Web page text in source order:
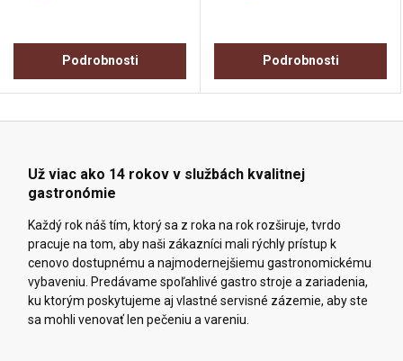
Podrobnosti Podrobnosti
Už viac ako 14 rokov v službách kvalitnej
gastronómie
Každý rok náš tím, ktorý sa z roka na rok rozširuje, tvrdo
pracuje na tom, aby naši zákazníci mali rýchly prístup k
cenovo dostupnému a najmodernejšiemu gastronomickému
vybaveniu. Predávame spoľahlivé gastro stroje a zariadenia,
ku ktorým poskytujeme aj vlastné servisné zázemie, aby ste
sa mohli venovať len pečeniu a vareniu.